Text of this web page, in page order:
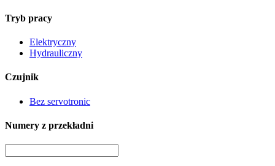
Tryb pracy
Elektryczny
Hydrauliczny
Czujnik
Bez servotronic
Numery z przekładni